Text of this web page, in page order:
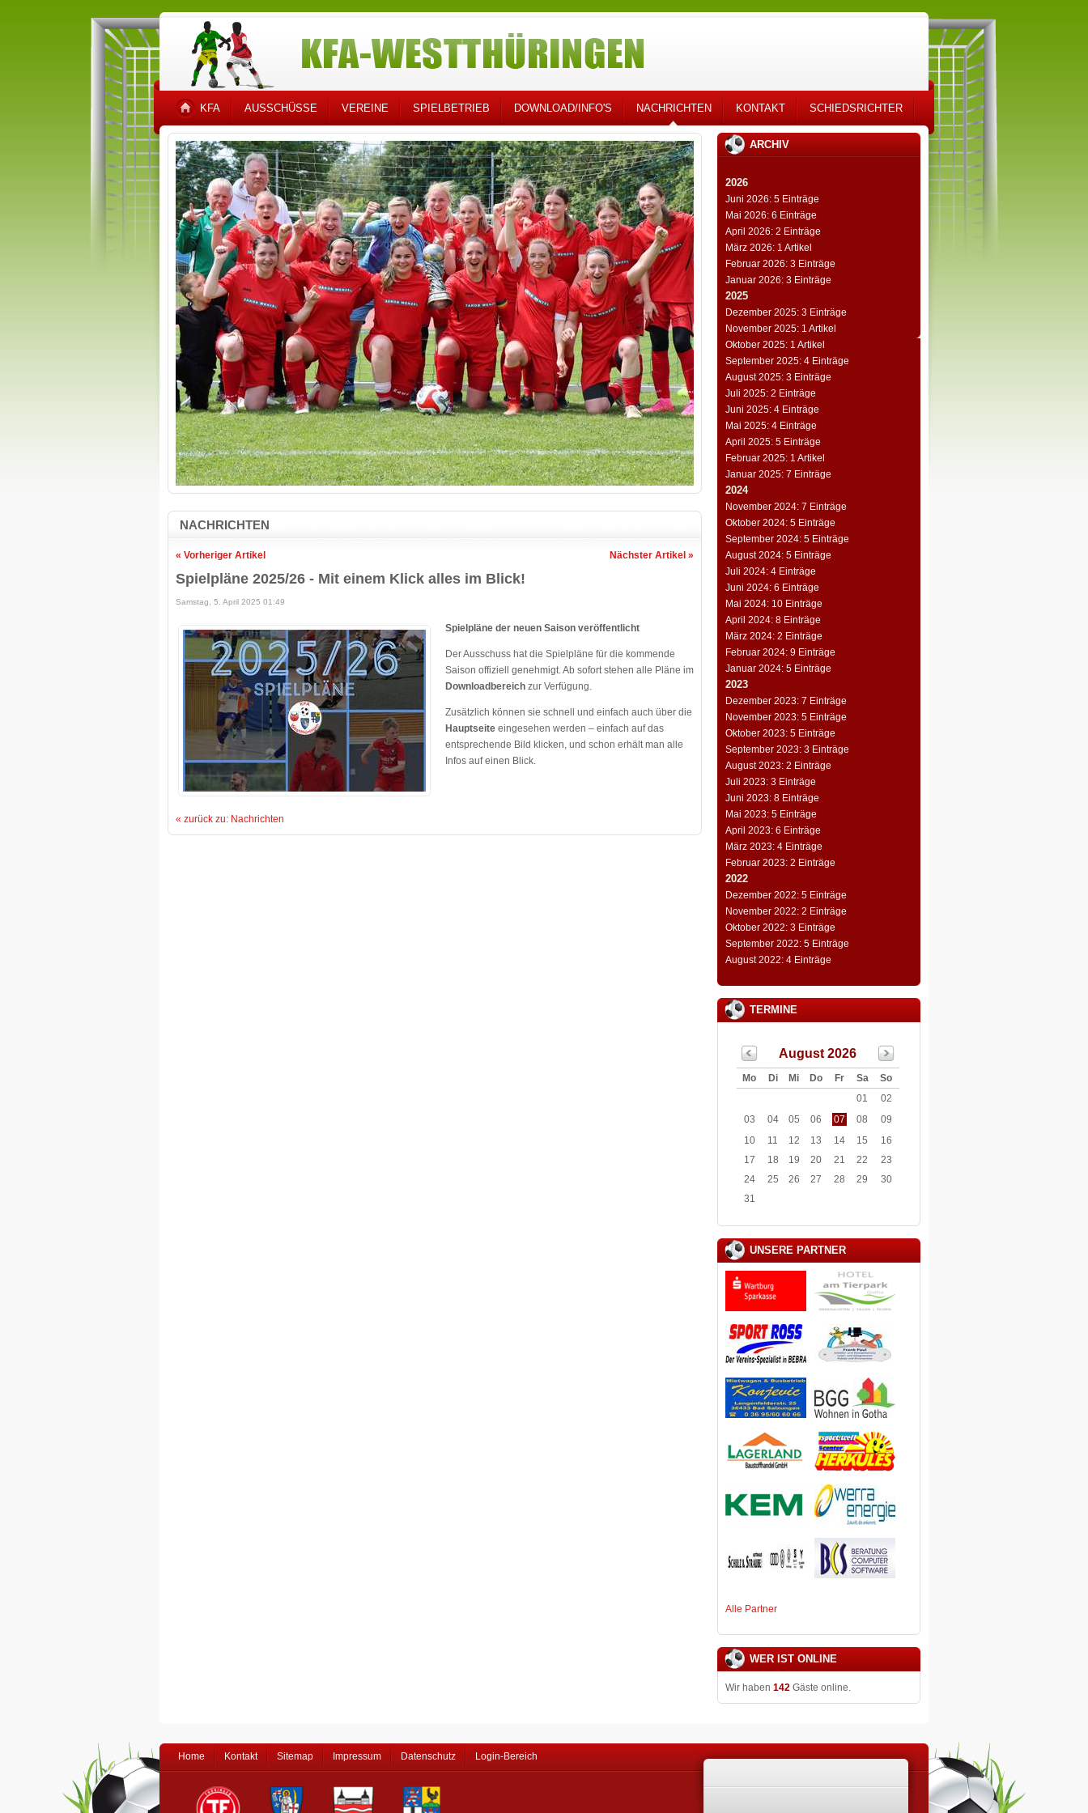
KFA AUSSCHÜSSE VEREINE SPIELBETRIEB DOWNLOAD/INFO'S NACHRICHTEN KONTAKT SCHIEDSRICHTER
NACHRICHTEN
Nächster Artikel »
« Vorheriger Artikel
Spielpläne 2025/26 - Mit einem Klick alles im Blick!
Samstag, 5. April 2025 01:49
Spielpläne der neuen Saison veröffentlicht
Der Ausschuss hat die Spielpläne für die kommende
Saison offiziell genehmigt. Ab sofort stehen alle Pläne im
Downloadbereich zur Verfügung.
Zusätzlich können sie schnell und einfach auch über die
Hauptseite eingesehen werden – einfach auf das
entsprechende Bild klicken, und schon erhält man alle
Infos auf einen Blick.
« zurück zu: Nachrichten
ARCHIV
2026
Juni 2026: 5 Einträge
Mai 2026: 6 Einträge
April 2026: 2 Einträge
März 2026: 1 Artikel
Februar 2026: 3 Einträge
Januar 2026: 3 Einträge
2025
Dezember 2025: 3 Einträge
November 2025: 1 Artikel
Oktober 2025: 1 Artikel
September 2025: 4 Einträge
August 2025: 3 Einträge
Juli 2025: 2 Einträge
Juni 2025: 4 Einträge
Mai 2025: 4 Einträge
April 2025: 5 Einträge
Februar 2025: 1 Artikel
Januar 2025: 7 Einträge
2024
November 2024: 7 Einträge
Oktober 2024: 5 Einträge
September 2024: 5 Einträge
August 2024: 5 Einträge
Juli 2024: 4 Einträge
Juni 2024: 6 Einträge
Mai 2024: 10 Einträge
April 2024: 8 Einträge
März 2024: 2 Einträge
Februar 2024: 9 Einträge
Januar 2024: 5 Einträge
2023
Dezember 2023: 7 Einträge
November 2023: 5 Einträge
Oktober 2023: 5 Einträge
September 2023: 3 Einträge
August 2023: 2 Einträge
Juli 2023: 3 Einträge
Juni 2023: 8 Einträge
Mai 2023: 5 Einträge
April 2023: 6 Einträge
März 2023: 4 Einträge
Februar 2023: 2 Einträge
2022
Dezember 2022: 5 Einträge
November 2022: 2 Einträge
Oktober 2022: 3 Einträge
September 2022: 5 Einträge
August 2022: 4 Einträge
TERMINE
August 2026
Mo Di Mi Do Fr Sa
So
01
02
03
04 05 06 07 08
09
10
11 12 13 14 15
16
17
18 19 20 21 22
23
24
25 26 27 28 29
30
31
UNSERE PARTNER
Alle Partner
WER IST ONLINE
Wir haben 142Gäste online.
Home Kontakt Sitemap Impressum Datenschutz Login-Bereich